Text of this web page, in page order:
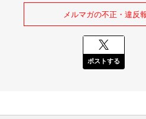
メルマガの不正・違反
ポストする